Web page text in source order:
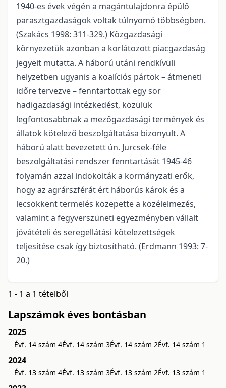
1940-es évek végén a magántulajdonra épülő
parasztgazdaságok voltak túlnyomó többségben.
(Szakács 1998: 311-329.) Közgazdasági
környezetük azonban a korlátozott piacgazdaság
jegyeit mutatta. A háború utáni rendkívüli
helyzetben ugyanis a koalíciós pártok – átmeneti
időre tervezve – fenntartottak egy sor
hadigazdasági intézkedést, közülük
legfontosabbnak a mezőgazdasági termények és
állatok kötelező beszolgáltatása bizonyult. A
háború alatt bevezetett ún. Jurcsek-féle
beszolgáltatási rendszer fenntartását 1945-46
folyamán azzal indokolták a kormányzati erők,
hogy az agrárszférát ért háborús károk és a
lecsökkent termelés közepette a közélelmezés,
valamint a fegyverszüneti egyezményben vállalt
jóvátételi és seregellátási kötelezettségek
teljesítése csak így biztosítható. (Erdmann 1993: 7-
20.)
1 - 1 a 1 tételből
Lapszámok éves bontásban
2025
Évf. 14 szám 4Évf. 14 szám 3Évf. 14 szám 2Évf. 14 szám 1
2024
Évf. 13 szám 4Évf. 13 szám 3Évf. 13 szám 2Évf. 13 szám 1